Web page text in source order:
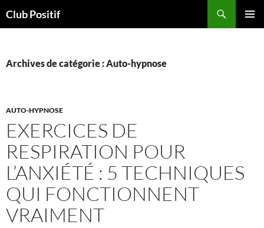
auClub Positif
Archives de catégorie : Auto-hypnose
AUTO-HYPNOSE
EXERCICES DE
RESPIRATION POUR
L’ANXIÉTÉ : 5 TECHNIQUES
QUI FONCTIONNENT
VRAIMENT